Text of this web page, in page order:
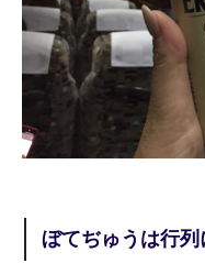
ぼてぢゅうは行